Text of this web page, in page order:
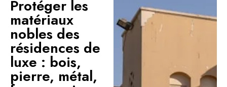
Protéger les
matériaux
nobles des
résidences de
luxe : bois,
pierre, métal,